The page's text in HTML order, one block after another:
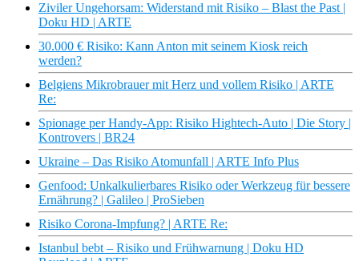
Ziviler Ungehorsam: Widerstand mit Risiko – Blast the Past |
Doku HD | ARTE
30.000 € Risiko: Kann Anton mit seinem Kiosk reich
werden?
Belgiens Mikrobrauer mit Herz und vollem Risiko | ARTE
Re:
Spionage per Handy-App: Risiko Hightech-Auto | Die Story |
Kontrovers | BR24
Ukraine – Das Risiko Atomunfall | ARTE Info Plus
Genfood: Unkalkulierbares Risiko oder Werkzeug für bessere
Ernährung? | Galileo | ProSieben
Risiko Corona-Impfung? | ARTE Re:
Istanbul bebt – Risiko und Frühwarnung | Doku HD